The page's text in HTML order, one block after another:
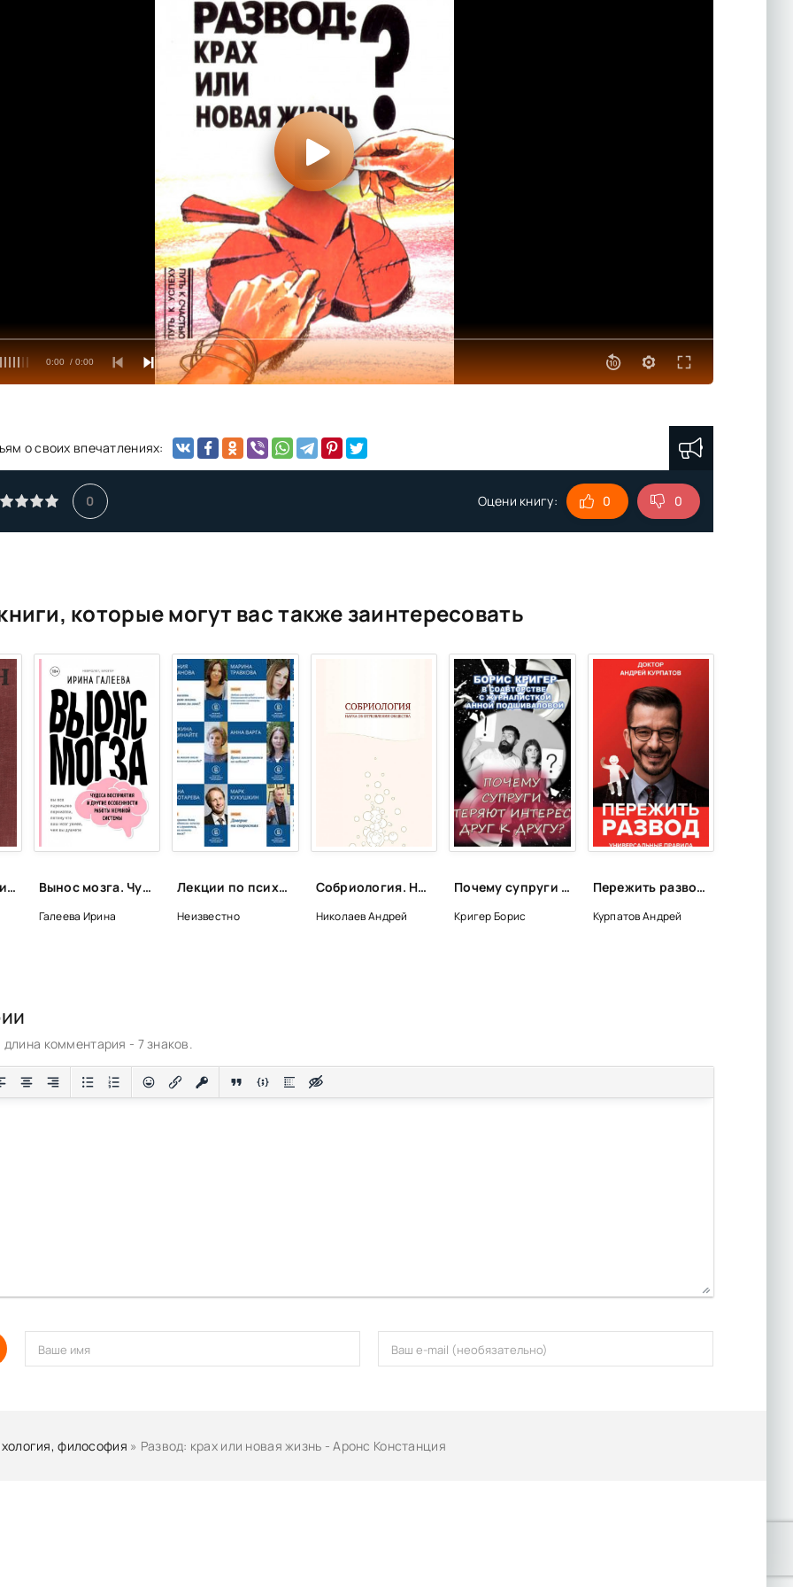
0:00 / 0:00
о своих впечатлениях:
0 Оцени книгу: 0 0
которые могут вас также заинтересовать
Избранные произведения в 4-х томах - Владимир Ленин Вынос мозга. Чудеса восприятия и другие особенности работы нервной системы - Галеева Ирина
Галеева Ирина
Лекции по психологии (Лекторий ВШЭ)
Неизвестно
Собриология. Наука об отрезвлении общества - Андрей Николаев
Николаев Андрей
Почему супруги теряют интерес друг к другу? - Борис Кригер, Анна Подшивалова
Кригер Борис
Пережить развод. Универсальные правила - Андрей Курпатов
Курпатов Андрей
комментария - 7 знаков.
философия » Развод: крах или новая жизнь - Аронс Констанция